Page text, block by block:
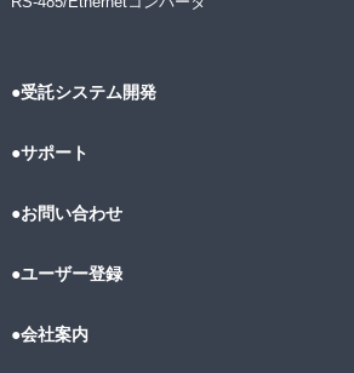
●受託システム開発
●サポート
●お問い合わせ
●ユーザー登録
●会社案内